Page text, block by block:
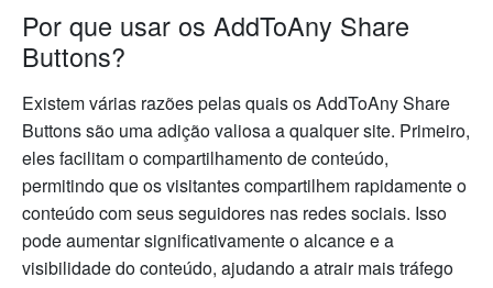
Por que usar os AddToAny Share
Buttons?
Existem várias razões pelas quais os AddToAny Share
Buttons são uma adição valiosa a qualquer site. Primeiro,
eles facilitam o compartilhamento de conteúdo,
permitindo que os visitantes compartilhem rapidamente o
conteúdo com seus seguidores nas redes sociais. Isso
pode aumentar significativamente o alcance e a
visibilidade do conteúdo, ajudando a atrair mais tráfego